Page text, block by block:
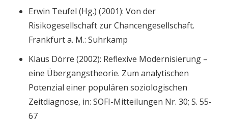
Erwin Teufel (Hg.) (2001): Von der
Risikogesellschaft zur Chancengesellschaft.
Frankfurt a. M.: Suhrkamp
Klaus Dörre (2002): Reflexive Modernisierung –
eine Übergangstheorie. Zum analytischen
Potenzial einer populären soziologischen
Zeitdiagnose, in: SOFI-Mitteilungen Nr. 30; S. 55-
67